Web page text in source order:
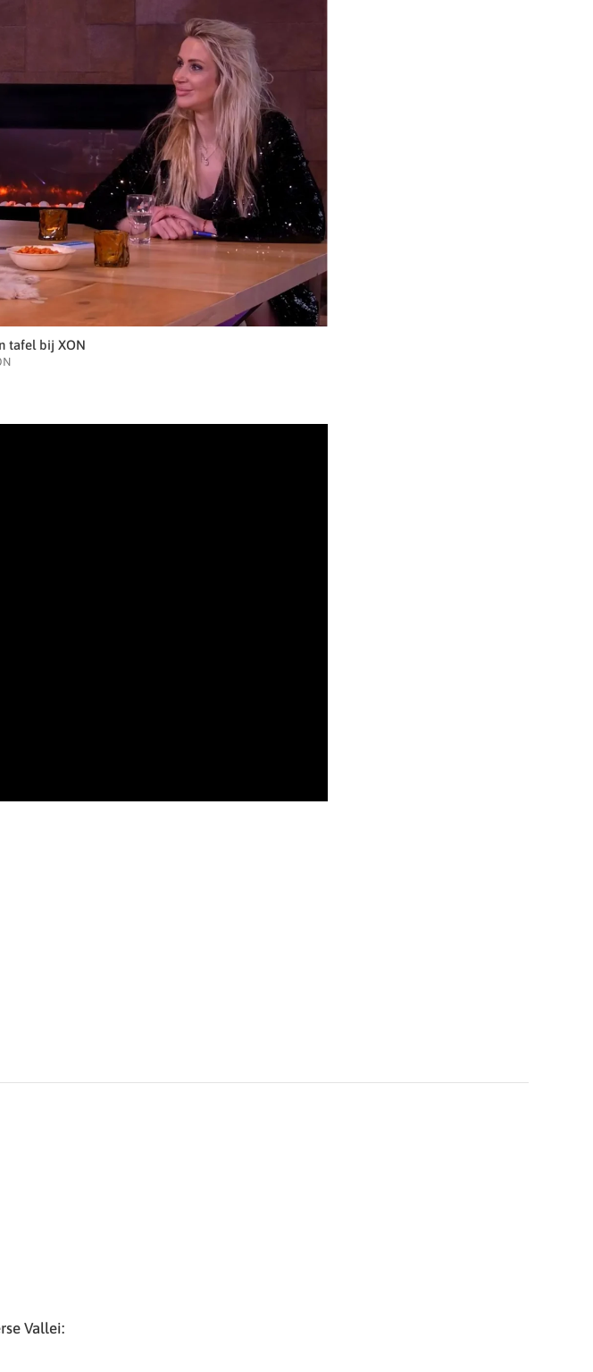
tafel bij XON
Vallei: